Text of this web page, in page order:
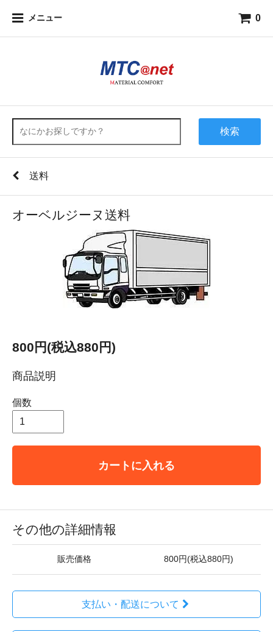
メニュー 0
検索
送料
オーベルジーヌ送料
800円(税込880円)
商品説明
個数
カートに入れる
その他の詳細情報
販売価格 800円(税込880円)
支払い・配送について